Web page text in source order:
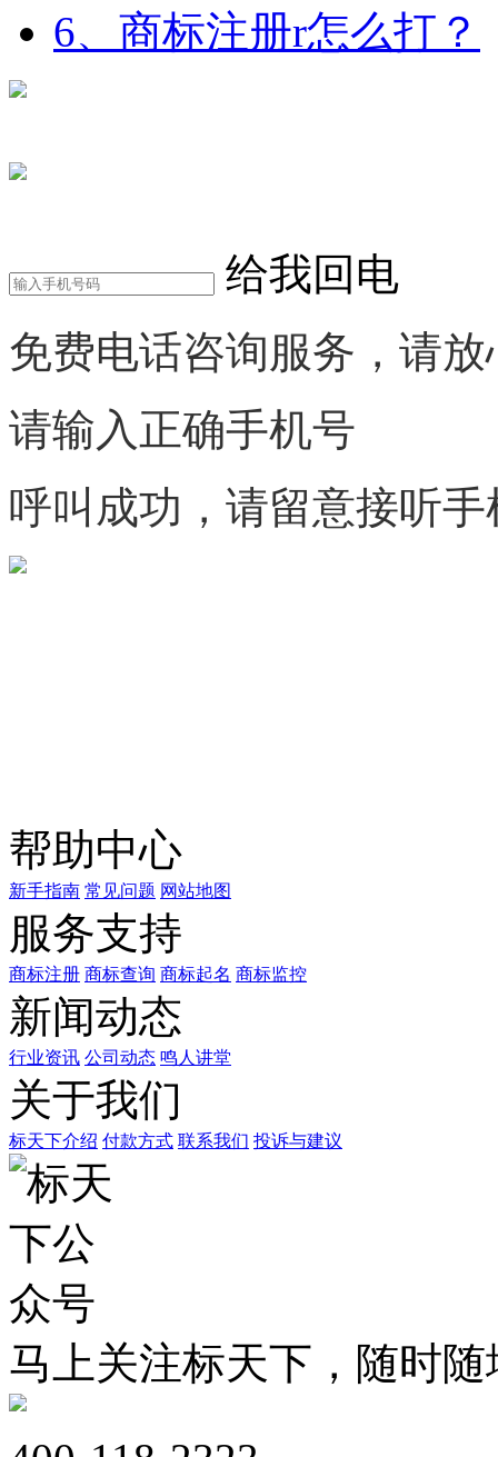
6、商标注册r怎么打？
给我回电
免费电话咨询服务，请放
请输入正确手机号
呼叫成功，请留意接听手
帮助中心
新手指南 常见问题 网站地图
服务支持
商标注册 商标查询 商标起名 商标监控
新闻动态
行业资讯 公司动态 鸣人讲堂
关于我们
标天下介绍 付款方式 联系我们 投诉与建议
马上关注标天下，随时